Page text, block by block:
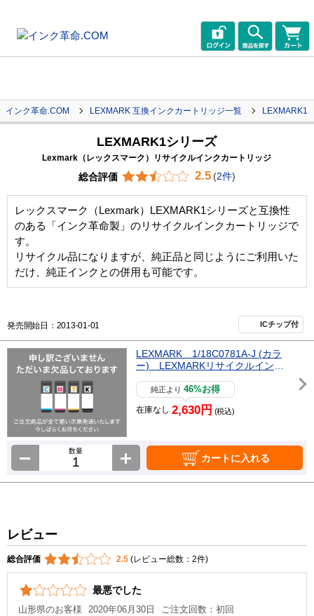
インク革命.COM LEXMARK 互換インクカートリッジ一覧 LEXMARK1
LEXMARK1シリーズ
Lexmark（レックスマーク）リサイクルインクカートリッジ
総合評価 2.5 (2件)
レックスマーク（Lexmark）LEXMARK1シリーズと互換性
のある「インク革命製」のリサイクルインクカートリッジで
す。
リサイクル品になりますが、純正品と同じようにご利用いた
だけ、純正インクとの併用も可能です。
発売開始日：2013-01-01 ICチップ付
LEXMARK 1/18C0781A-J (カラ
ー) LEXMARKリサイクルインク
純正より46%お得
在庫なし 2,630円 (税込)
数量
カートに入れる
レビュー
総合評価 2.5 (レビュー総数：2件)
最悪でした
山形県のお客様 2020年06月30日 ご注文回数：初回